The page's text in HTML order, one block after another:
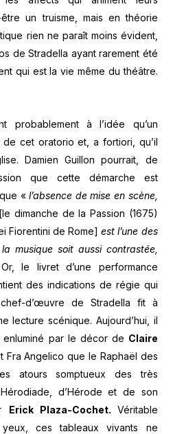
être un truisme, mais en théorie
rien ne paraît moins évident,
de Stradella ayant rarement été
qui est la vie même du théâtre.
probablement à l’idée qu’un
cet oratorio et, a fortiori, qu’il
Damien Guillon pourrait, de
que cette démarche est
que «l’absence de mise en scène,
[le dimanche de la Passion (1675)
Fiorentini de Rome]est l’une des
musique soit aussi contrastée,
le livret d’une performance
des indications de régie qui
d’œuvre de Stradella fit à
lecture scénique. Aujourd’hui, il
par le décor de Claire
Fra Angelico que le Raphaël des
atours somptueux des très
d’Hérode et de son
Erick Plaza-Cochet. Véritable
ces tableaux vivants ne